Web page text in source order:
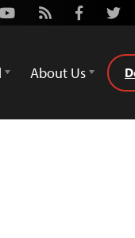
Youtube
Rss Facebook
About Us